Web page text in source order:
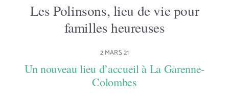
Bien-être
Les Polinsons, lieu de vie pour
familles heureuses
2 MARS 21
Un nouveau lieu d’accueil à La Garenne-
Colombes